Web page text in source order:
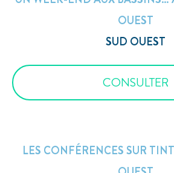
OUEST
SUD OUEST
CONSULTER
LES CONFÉRENCES SUR